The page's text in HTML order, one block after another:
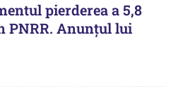
pierderea a 5,8
PNRR. Anunțul lui